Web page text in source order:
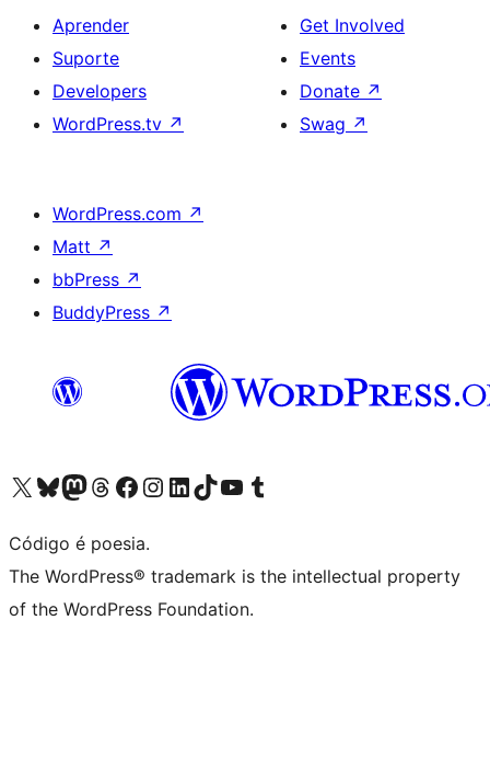
Aprender
Suporte
Developers
WordPress.tv ↗
Get Involved
Events
Donate ↗
Swag ↗
WordPress.com ↗
Matt ↗
bbPress ↗
BuddyPress ↗
Visite a nossa conta X (antigo Twitter)
Visit our Bluesky account
Visit our Mastodon account
Visit our Threads account
Visite a nossa página do Facebook
Visite a nossa conta no Instagram
Visite a nossa conta no LinkedIn
Visit our TikTok account
Visit our YouTube channel
Visit our Tumblr account
Código é poesia.
The WordPress® trademark is the intellectual property
of the WordPress Foundation.